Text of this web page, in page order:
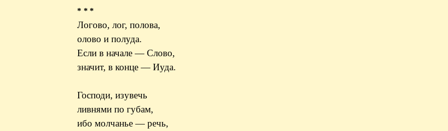
* * *
Логово, лог, полова,
олово и полуда.
Если в начале — Слово,
значит, в конце — Иуда.
Господи, изувечь
ливнями по губам,
ибо молчанье — речь,